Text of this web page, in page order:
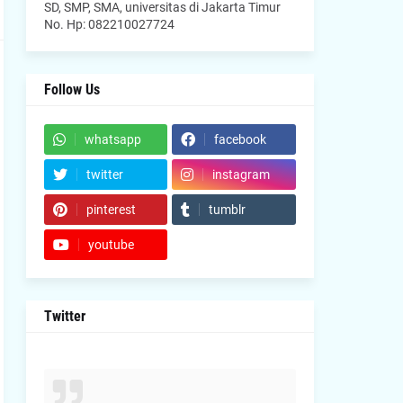
SD, SMP, SMA, universitas di Jakarta Timur
No. Hp: 082210027724
Follow Us
whatsapp facebook
twitter instagram
pinterest tumblr
youtube
Twitter